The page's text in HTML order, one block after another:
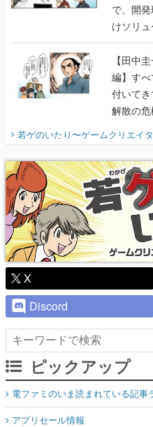
で、開
けソリ
に行っ
【田中
編】すべ
付いて
解散の
『少年
り】
若ゲのいたり〜ゲームクリエイ
X
Discord
ピックアップ
電ファミのいま読まれている記事
アプリセール情報